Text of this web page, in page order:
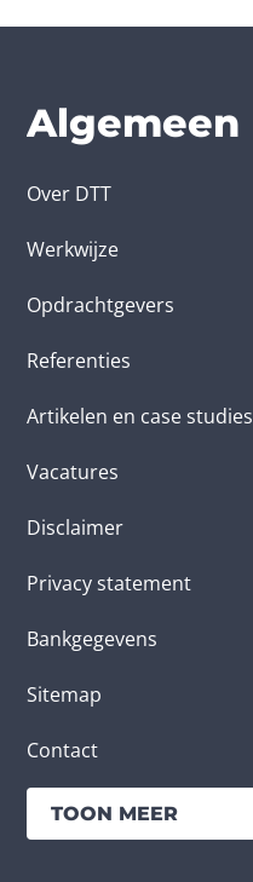
Algemeen
Over DTT
Werkwijze
Opdrachtgevers
Referenties
Artikelen en case studies
Vacatures
Disclaimer
Privacy statement
Bankgegevens
Sitemap
Contact
TOON MEER